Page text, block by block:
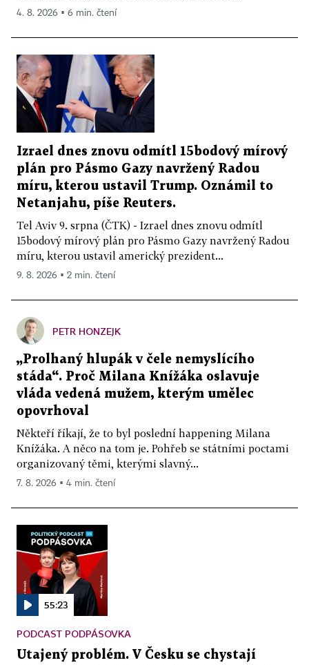
4. 8. 2026 ▪ 6 min. čtení
Izrael dnes znovu odmítl 15bodový mírový
plán pro Pásmo Gazy navržený Radou
míru, kterou ustavil Trump. Oznámil to
Netanjahu, píše Reuters.
Tel Aviv 9. srpna (ČTK) - Izrael dnes znovu odmítl
15bodový mírový plán pro Pásmo Gazy navržený Radou
míru, kterou ustavil americký prezident...
9. 8. 2026 ▪ 2 min. čtení
PETR HONZEJK
„Prolhaný hlupák v čele nemyslícího
stáda“. Proč Milana Knížáka oslavuje
vláda vedená mužem, kterým umělec
opovrhoval
Někteří říkají, že to byl poslední happening Milana
Knížáka. A něco na tom je. Pohřeb se státními poctami
organizovaný těmi, kterými slavný...
7. 8. 2026 ▪ 4 min. čtení
55:23
PODCAST PODPÁSOVKA
Utajený problém. V Česku se chystají